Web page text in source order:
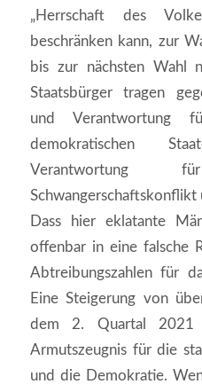
„Herrschaft des
beschränken kann, zur
bis zur nächsten Wahl
Staatsbürger tragen
und Verantwortung
demokratischen
Schwangerschaftskonflikt
Dass hier eklatante
offenbar in eine falsche
Abtreibungszahlen für
Eine Steigerung von
dem 2. Quartal
Armutszeugnis für die
und die Demokratie.